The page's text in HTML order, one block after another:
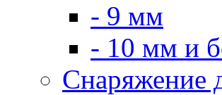
- 9 мм
- 10 мм и
Снаряжение